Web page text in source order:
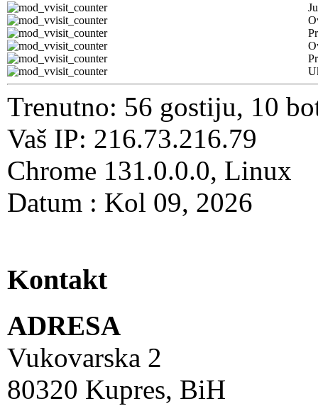
Trenutno: 56 gostiju, 10
Vaš IP: 216.73.216.79
Chrome 131.0.0.0, Linux
Datum : Kol 09, 2026
Kontakt
ADRESA
Vukovarska 2
80320 Kupres, BiH